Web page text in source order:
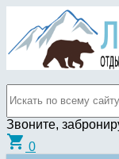
Звоните,
shopping_cart 0